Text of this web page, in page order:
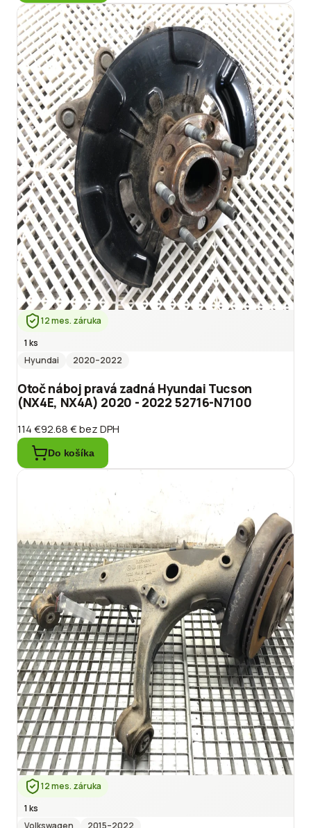
12 mes. záruka
1 ks
Hyundai
2020–2022
Otoč náboj pravá zadná Hyundai Tucson
(NX4E, NX4A) 2020 - 2022 52716-N7100
114 €92.68 €bez DPH
Do košíka
12 mes. záruka
1 ks